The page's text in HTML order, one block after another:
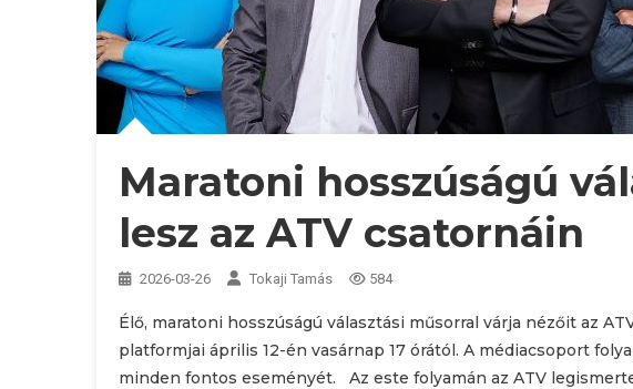
Maratoni hosszúságú
lesz az ATV csatornáin
2026-03-26 Tokaji Tamás 584
Élő, maratoni hosszúságú választási műsorral várja nézőit az
platformjai április 12-én vasárnap 17 órától. A médiacsoport
minden fontos eseményét. Az este folyamán az ATV